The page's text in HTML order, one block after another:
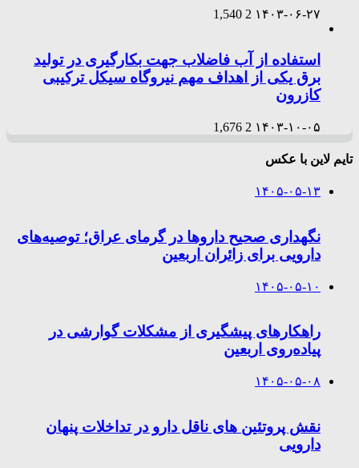
۱۴۰۳-۰۶-۲۷ 2
1,540
استفاده از آب فاضلاب جهت بکارگیری در تولید
برق یکی از اهداف مهم نیروگاه سیکل ترکیبی
کازرون
۱۴۰۳-۱۰-۰۵ 2
1,676
تایم لاین با عکس
۱۴۰۵-۰۵-۱۳
نگهداری صحیح داروها در گرمای عراق؛ توصیه‌های
دارویی برای زائران اربعین
۱۴۰۵-۰۵-۱۰
راهکارهای پیشگیری از مشکلات گوارشی در
پیاده‌روی اربعین
۱۴۰۵-۰۵-۰۸
نقش پروتئین های ناقل دارو در تداخلات پنهان
دارویی